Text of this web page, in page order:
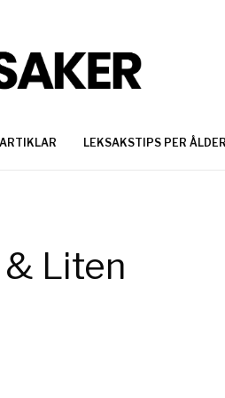
ARTIKLAR LEKSAKSTIPS PER
Liten